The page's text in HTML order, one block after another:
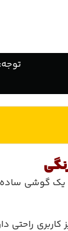
یک گوشی ساده